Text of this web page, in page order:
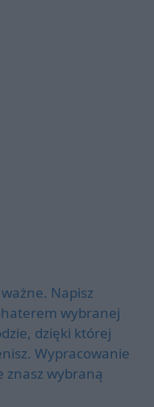
Napisz
wybranej
dzięki której
Wypracowanie
znasz wybraną